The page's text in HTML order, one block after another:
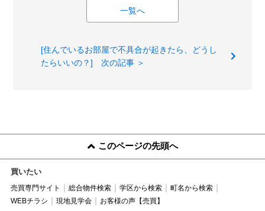
一覧へ
[住んでいるお部屋で不具合が起きたら、どうし
たらいいの？] 次の記事 ＞
このページの先頭へ
買いたい
売買専門サイト 総合物件検索 学区から検索
町名から検索
WEBチラシ
現地見学会 お客様の声【売買】